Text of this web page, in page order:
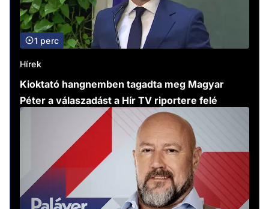
1 perc
Hírek
Kioktató hangnemben tagadta meg Magyar
Péter a válaszadást a Hír TV riportere felé